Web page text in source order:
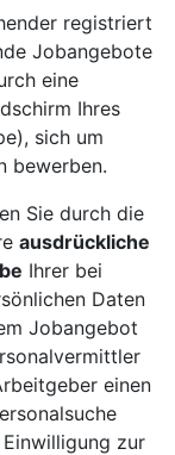
registriert
Jobangebote
eine
Ihres
sich um
bewerben.
Sie durch die
ausdrückliche
Ihrer bei
Daten
Jobangebot
einen
zur